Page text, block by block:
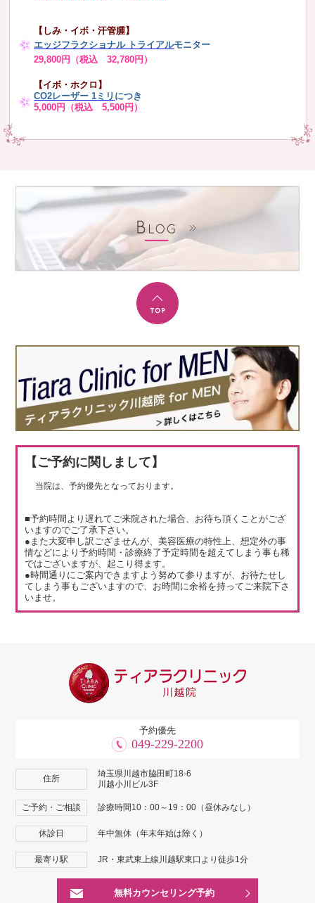
【しみ・イボ・汗管腫】
エッジフラクショナル トライアルモニター
29,800円（税込 32,780円）
【イボ・ホクロ】
CO2レーザー 1ミリ につき
5,000円（税込 5,500円）
【ご予約に関しまして】
当院は、予約優先となっております。
■予約時間より遅れてご来院された場合、お待ち頂くことがござ
いますのでご了承下さい。
●また大変申し訳ござませんが、美容医療の特性上、想定外の事
情などにより予約時間・診療終了予定時間を超えてしまう事も稀
ではございますが、起こり得ます。
●時間通りにご案内できますよう努めて参りますが、お待たせし
てしまう事もございますので、お時間に余裕を持ってご来院下さ
いませ。
予約優先
049-229-2200
住所
埼玉県川越市脇田町18-6
川越小川ビル3F
ご予約・ご相談 診療時間10：00～19：00（昼休みなし）
休診日 年中無休（年末年始は除く）
最寄り駅 JR・東武東上線川越駅東口より徒歩1分
無料カウンセリング予約